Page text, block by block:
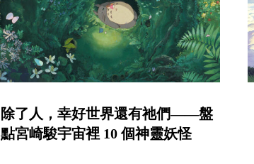
除了人，幸好世界還有祂們——盤
點宮崎駿宇宙裡 10 個神靈妖怪